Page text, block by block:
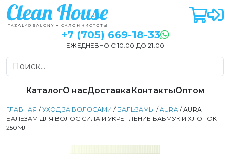
+7 (705) 669-18-33
ЕЖЕДНЕВНО С 10:00 ДО 21:00
КаталогО насДоставкаКонтактыОптом
ГЛАВНАЯ /УХОД ЗА ВОЛОСАМИ / БАЛЬЗАМЫ /AURA / AURA
БАЛЬЗАМ ДЛЯ ВОЛОС СИЛА И УКРЕПЛЕНИЕ БАБМУК И ХЛОПОК
250МЛ